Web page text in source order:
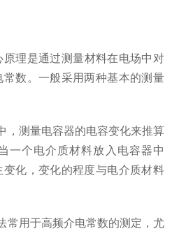
原理是通过测量材料在电场中对
数。一般采用两种基本的测量
测量电容器的电容变化来推算
一个电介质材料放入电容器中
化，变化的程度与电介质材料
用于高频介电常数的测定，尤